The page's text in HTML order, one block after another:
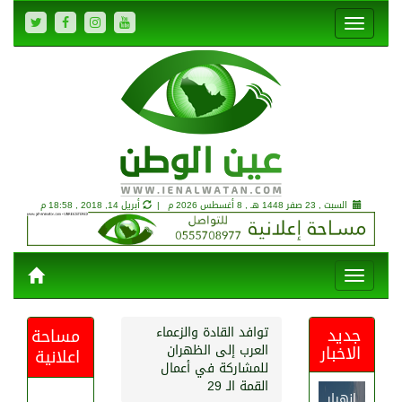
السبت , 23 صفر 1448 هـ , 8 أغسطس 2026 م | أبريل 14, 2018 , 18:58 م
مساحة
اعلانية
جديد
الاخبار
توافد القادة والزعماء
العرب إلى الظهران
للمشاركة في أعمال
القمة الـ 29